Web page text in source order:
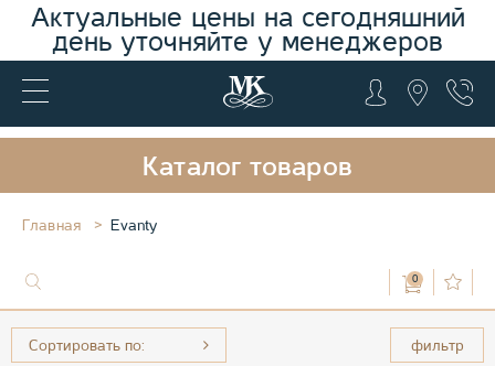
Актуальные цены на сегодняшний
день уточняйте у менеджеров
Каталог товаров
Главная Evanty
0
фильтр
Сортировать по: